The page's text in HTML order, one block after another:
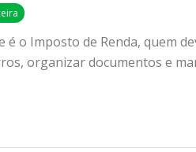
é o Imposto de Renda, quem
organizar documentos e